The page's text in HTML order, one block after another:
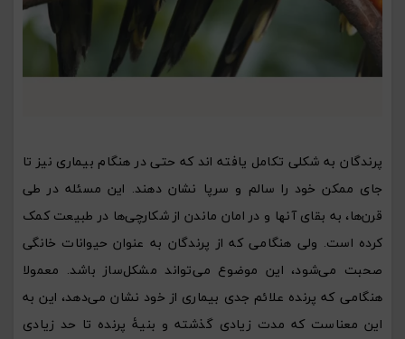
پرندگان به شکلی تکامل یافته اند که حتی در هنگام بیماری نیز تا
جای ممکن خود را سالم و سرپا نشان دهند. این مسئله در طی
قرن‌ها، به بقای آنها و در امان ماندن از شکارچی‌ها در طبیعت کمک
کرده است. ولی هنگامی که از پرندگان به عنوان حیوانات خانگی
صحبت می‌شود، این موضوع می‌تواند مشکل‌ساز باشد. معمولا
هنگامی که پرنده علائم جدی بیماری از خود نشان می‌دهد، این به
این معناست که مدت زیادی گذشته و بنیۀ پرنده تا حد زیادی